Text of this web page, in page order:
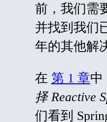
前，我们需
并找到我们
年的其他解
在 第 1 章中
择 Reactive
们看到